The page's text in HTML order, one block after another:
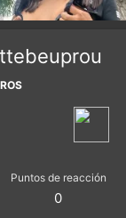
Puntos de reacción
0